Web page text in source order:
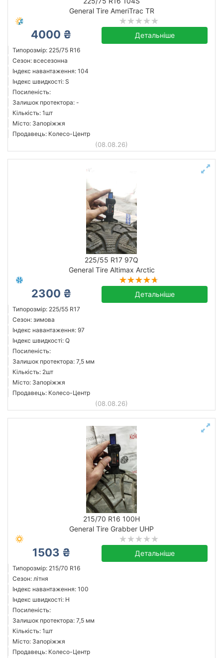
General Tire AmeriTrac TR
4000 ₴ Детальніше
Типорозмір: 225/75 R16
Сезон: всесезонна
Індекс навантаження: 104
Індекс швидкості: S
Посиленість:
Залишок протектора: -
Кількість: 1шт
Місто: Запоріжжя
Продавець: Колесо-Центр
(08.08.26)
225/55 R17 97Q
General Tire Altimax Arctic
2300 ₴ Детальніше
Типорозмір: 225/55 R17
Сезон: зимова
Індекс навантаження: 97
Індекс швидкості: Q
Посиленість:
Залишок протектора: 7,5 мм
Кількість: 2шт
Місто: Запоріжжя
Продавець: Колесо-Центр
(08.08.26)
215/70 R16 100H
General Tire Grabber UHP
1503 ₴ Детальніше
Типорозмір: 215/70 R16
Сезон: літня
Індекс навантаження: 100
Індекс швидкості: H
Посиленість:
Залишок протектора: 7,5 мм
Кількість: 1шт
Місто: Запоріжжя
Продавець: Колесо-Центр